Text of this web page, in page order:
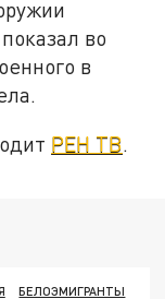
во
в
РЕН ТВ.
БЕЛОЭМИГРАНТЫ